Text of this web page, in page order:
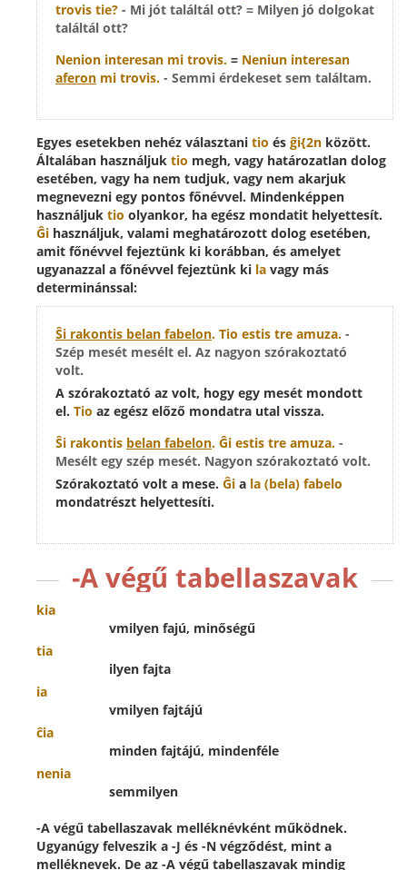
trovis tie? - Mi jót találtál ott? = Milyen jó dolgokat
találtál ott?
Nenion interesan mi trovis. = Neniun interesan
aferon mi trovis. - Semmi érdekeset sem találtam.
Egyes esetekben nehéz választani tio és ĝi{2n között.
Általában használjuk tio megh, vagy határozatlan dolog
esetében, vagy ha nem tudjuk, vagy nem akarjuk
megnevezni egy pontos főnévvel. Mindenképpen
használjuk tio olyankor, ha egész mondatit helyettesít.
Ĝi használjuk, valami meghatározott dolog esetében,
amit főnévvel fejeztünk ki korábban, és amelyet
ugyanazzal a főnévvel fejeztünk ki la vagy más
determinánssal:
Ŝi rakontis belan fabelon. Tio estis tre amuza. -
Szép mesét mesélt el. Az nagyon szórakoztató
volt.
A szórakoztató az volt, hogy egy mesét mondott
el. Tio az egész előző mondatra utal vissza.
Ŝi rakontis belan fabelon. Ĝi estis tre amuza. -
Mesélt egy szép mesét. Nagyon szórakoztató volt.
Szórakoztató volt a mese. Ĝi a la (bela) fabelo
mondatrészt helyettesíti.
-A végű tabellaszavak
kia
vmilyen fajú, minőségű
tia
ilyen fajta
ia
vmilyen fajtájú
ĉia
minden fajtájú, mindenféle
nenia
semmilyen
-A végű tabellaszavak melléknévként működnek.
Ugyanúgy felveszik a -J és -N végződést, mint a
melléknevek. De az -A végű tabellaszavak mindig